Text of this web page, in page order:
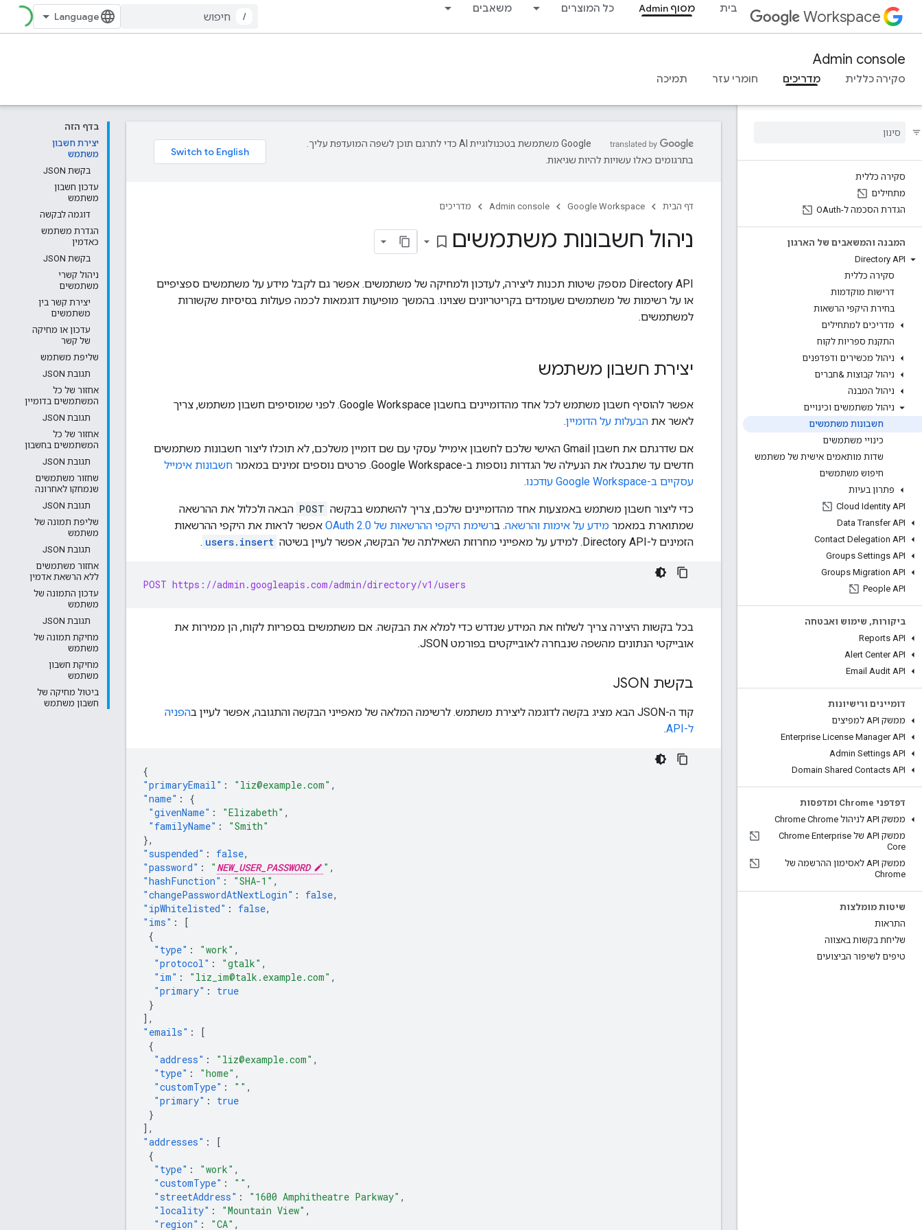
Workspace בית מסוף Admin כל המוצרים משאבים
/
Admin console
סקירה כללית מדריכים חומרי עזר תמיכה
סקירה כללית
מתחילים
הגדרת הסכמה ל-OAuth
המבנה והמשאבים של הארגון
Directory API
סקירה כללית
דרישות מוקדמות
בחירת היקפי הרשאות
מדריכים למתחילים
התקנת ספריות לקוח
ניהול מכשירים ודפדפנים
ניהול קבוצות &חברים
ניהול המבנה
ניהול משתמשים וכינויים
חשבונות משתמשים
כינויי משתמשים
שדות מותאמים אישית של משתמש
חיפוש משתמשים
פתרון בעיות
Cloud Identity API
Data Transfer API
Contact Delegation API
Groups Settings API
Groups Migration API
People API
ביקורות, שימוש ואבטחה
Reports API
Alert Center API
Email Audit API
דומיינים ורישיונות
ממשק API למפיצים
Enterprise License Manager API
Admin Settings API
Domain Shared Contacts API
דפדפני Chrome ומדפסות
ממשק API לניהול Chrome Chrome
ממשק API של Chrome Enterprise
Core
ממשק API לאסימון ההרשמה של
Chrome
שיטות מומלצות
התראות
שליחת בקשות באצווה
טיפים לשיפור הביצועים
בדף הזה
יצירת חשבון
משתמש
בקשת JSON
עדכון חשבון
משתמש
דוגמה לבקשה
הגדרת משתמש
כאדמין
בקשת JSON
ניהול קשרי
משתמשים
יצירת קשר בין
משתמשים
עדכון או מחיקה
של קשר
שליפת משתמש
תגובת JSON
אחזור של כל
המשתמשים בדומיין
תגובת JSON
אחזור של כל
המשתמשים בחשבון
תגובת JSON
שחזור משתמשים
שנמחקו לאחרונה
תגובת JSON
שליפת תמונה של
משתמש
תגובת JSON
אחזור משתמשים
ללא הרשאת אדמין
עדכון התמונה של
משתמש
תגובת JSON
מחיקת תמונה של
משתמש
מחיקת חשבון
משתמש
ביטול מחיקה של
חשבון משתמש
‫Google משתמשת בטכנולוגיית AI כדי לתרגם תוכן לשפה המועדפת עליך.
בתרגומים כאלו עשויות להיות שגיאות.
דף הבית Google Workspace
Admin console מדריכים
ניהול חשבונות משתמשים bookmark_border
‫Directory API מספק שיטות תכנות ליצירה, לעדכון ולמחיקה של משתמשים. אפשר גם לקבל מידע על משתמשים ספציפיים
או על רשימות של משתמשים שעומדים בקריטריונים שצוינו. בהמשך מופיעות דוגמאות לכמה פעולות בסיסיות שקשורות
למשתמשים.
יצירת חשבון משתמש
אפשר להוסיף חשבון משתמש לכל אחד מהדומיינים בחשבון Google Workspace. לפני שמוסיפים חשבון משתמש, צריך
לאשר את הבעלות על הדומיין.
אם שדרגתם את חשבון Gmail האישי שלכם לחשבון אימייל עסקי עם שם דומיין משלכם, לא תוכלו ליצור חשבונות משתמשים
חדשים עד שתבטלו את הנעילה של הגדרות נוספות ב-Google Workspace. פרטים נוספים זמינים במאמר
חשבונות אימייל
עסקיים ב-Google Workspace עודכנו
.
כדי ליצור חשבון משתמש באמצעות אחד מהדומיינים שלכם, צריך להשתמש בבקשה POST הבאה ולכלול את ההרשאה
שמתוארת במאמר מידע על אימות והרשאה. ברשימת היקפי ההרשאות של OAuth 2.0
אפשר לראות את היקפי ההרשאות
הזמינים ל-Directory API. למידע על מאפייני מחרוזת השאילתה של הבקשה, אפשר לעיין בשיטה
users.insert
.
POST https://admin.googleapis.com/admin/directory/v1/users
בכל בקשות היצירה צריך לשלוח את המידע שנדרש כדי למלא את הבקשה. אם משתמשים בספריות לקוח, הן ממירות את
אובייקטי הנתונים מהשפה שנבחרה לאובייקטים בפורמט JSON.
בקשת JSON
קוד ה-JSON הבא מציג בקשה לדוגמה ליצירת משתמש. לרשימה המלאה של מאפייני הבקשה והתגובה, אפשר לעיין ב
הפניה
ל-API
.
{
"primaryEmail" : "liz@example.com" ,
"name" :
{
"givenName" : "Elizabeth" ,
"familyName" :
"Smith"
},
"suspended" : false,
"password" : " NEW_USER_PASSWORD " ,
"hashFunction" : "SHA-1" ,
"changePasswordAtNextLogin" : false,
"ipWhitelisted" : false,
"ims" :
[
{
"type" : "work" ,
"protocol" : "gtalk" ,
"im" : "liz_im@talk.example.com" ,
"primary" :
true
}
],
"emails" :
[
{
"address" : "liz@example.com" ,
"type" : "home" ,
"customType" : "" ,
"primary" :
true
}
],
"addresses" :
[
{
"type" : "work" ,
"customType" : "" ,
"streetAddress" : "1600 Amphitheatre Parkway" ,
"locality" : "Mountain View" ,
"region" : "CA" ,